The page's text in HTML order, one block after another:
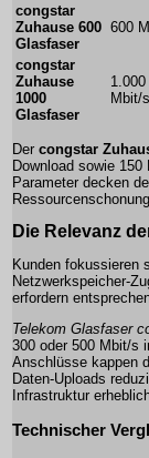
congstar
Zuhause 600
Glasfaser
600
congstar
Zuhause
1000
Glasfaser
1.000
Mbit/s
Der congstar
Download sowie
Parameter decken
Die Relevanz
Kunden fokussieren
Netzwerkspeicher-
erfordern
Telekom Glasfaser
300 oder 500 Mbit/s
Anschlüsse kappen
Daten-Uploads
Infrastruktur
Technischer